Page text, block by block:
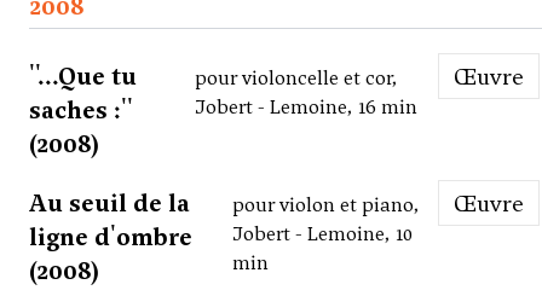
''...Que tu
saches :''
(2008)
pour violoncelle et cor,
Jobert - Lemoine, 16 min
Œuvre
Au seuil de la
ligne d'ombre
(2008)
pour violon et piano,
Jobert - Lemoine, 10
min
Œuvre